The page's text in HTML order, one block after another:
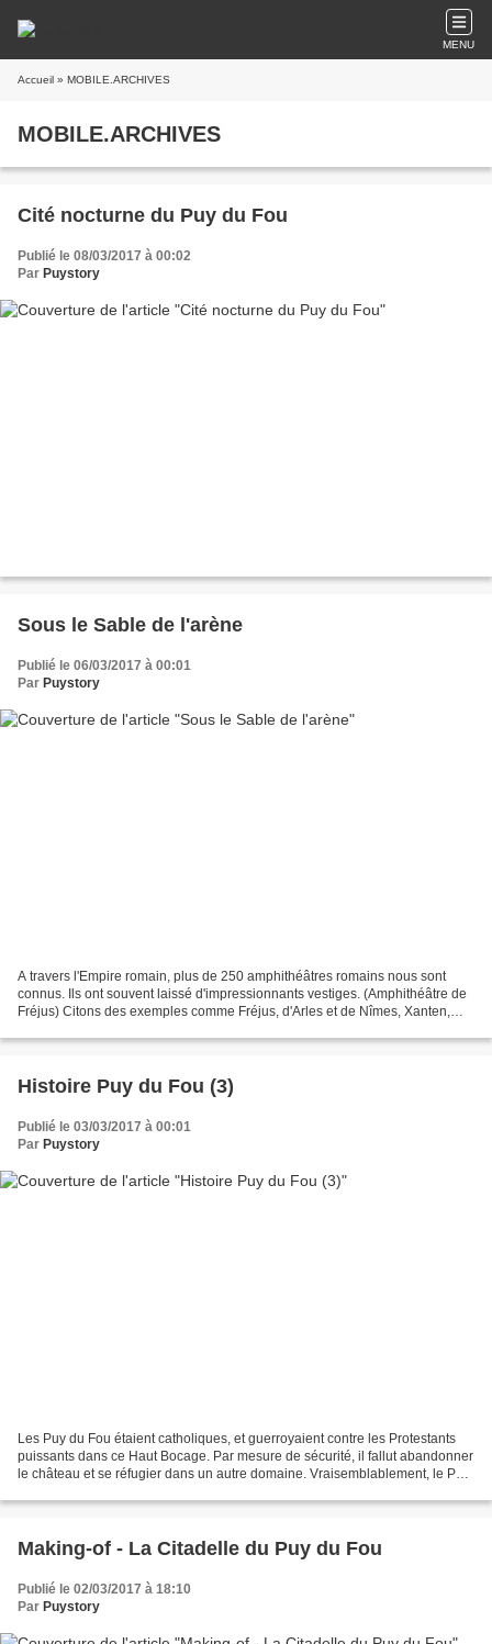
MENU
Accueil » MOBILE.ARCHIVES
MOBILE.ARCHIVES
Cité nocturne du Puy du Fou
Publié le 08/03/2017 à 00:02
Par Puystory
Sous le Sable de l'arène
Publié le 06/03/2017 à 00:01
Par Puystory
A travers l'Empire romain, plus de 250 amphithéâtres romains nous sont
connus. Ils ont souvent laissé d'impressionnants vestiges. (Amphithéâtre de
Fréjus) Citons des exemples comme Fréjus, d'Arles et de Nîmes, Xanten,
Histoire Puy du Fou (3)
Publié le 03/03/2017 à 00:01
Par Puystory
Les Puy du Fou étaient catholiques, et guerroyaient contre les Protestants
puissants dans ce Haut Bocage. Par mesure de sécurité, il fallut abandonner
le château et se réfugier dans un autre domaine. Vraisemblablement, le Puy
Making-of - La Citadelle du Puy du Fou
Publié le 02/03/2017 à 18:10
Par Puystory